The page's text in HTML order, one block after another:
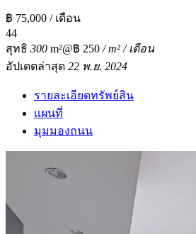
฿ 75,000 / เดือน
44
สุทธิ 300 m²@฿ 250 / m² / เดือน
อัปเดตล่าสุด 22 พ.ย. 2024
รายละเอียดทรัพย์สิน
แผนที่
มุมมองถนน